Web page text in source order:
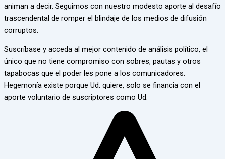
animan a decir. Seguimos con nuestro modesto aporte al desafío
trascendental de romper el blindaje de los medios de difusión
corruptos.
Suscríbase y acceda al mejor contenido de análisis político, el
único que no tiene compromiso con sobres, pautas y otros
tapabocas que el poder les pone a los comunicadores.
Hegemonía existe porque Ud. quiere, solo se financia con el
aporte voluntario de suscriptores como Ud.